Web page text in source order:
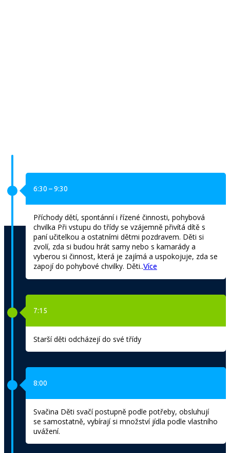
Režim dne v naší školce
6:30 – 9:30
Příchody dětí, spontánní i řízené činnosti, pohybová
chvilka Při vstupu do třídy se vzájemně přivítá dítě s
paní učitelkou a ostatními dětmi pozdravem. Děti si
zvolí, zda si budou hrát samy nebo s kamarády a
vyberou si činnost, která je zajímá a uspokojuje, zda se
zapojí do pohybové chvilky. Děti..Více
7:15
Starší děti odcházejí do své třídy
8:00
Svačina Děti svačí postupně podle potřeby, obsluhují
se samostatně, vybírají si množství jídla podle vlastního
uvážení.